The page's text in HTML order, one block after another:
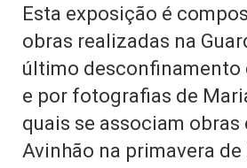
Esta exposição é
obras realizadas na
último desconfinamento
e por fotografias de
quais se associam obras
Avinhão na primavera de